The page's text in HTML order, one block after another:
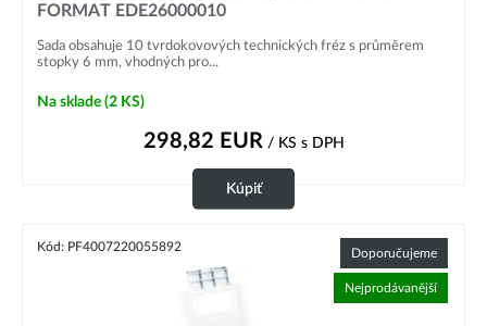
FORMAT EDE26000010
Sada obsahuje 10 tvrdokovových technických fréz s průměrem
stopky 6 mm, vhodných pro...
Na sklade (2 KS)
298,82 EUR / KS s DPH
Kúpiť
Kód: PF4007220055892 Doporučujeme
Nejprodávanější